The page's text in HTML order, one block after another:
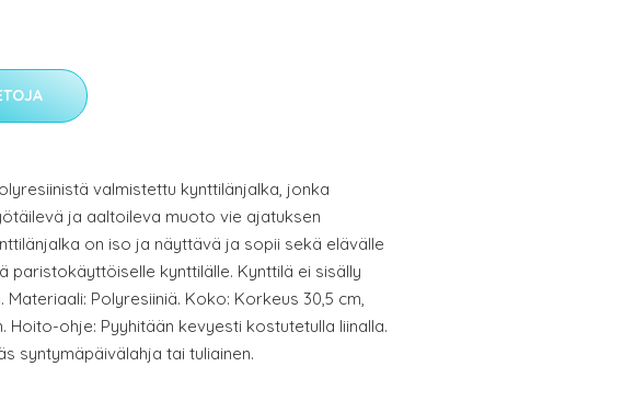
valmistettu kynttilänjalka, jonka
ja aaltoileva muoto vie ajatuksen
on iso ja näyttävä ja sopii sekä elävälle
paristokäyttöiselle kynttilälle. Kynttilä ei sisälly
Materiaali: Polyresiiniä. Koko: Korkeus 30,5 cm,
Hoito-ohje: Pyyhitään kevyesti kostutetulla liinalla.
syntymäpäivälahja tai tuliainen.